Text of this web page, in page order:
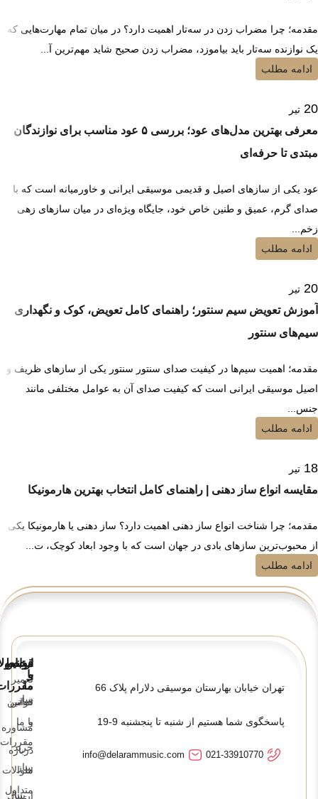
مقدمه؛ چرا مضراب زدن در سه‌تار اهمیت دارد؟ در میان تمام مهارت‌هایی که
یک نوازنده سه‌تار باید بیاموزد، مضراب زدن صحیح شاید مهم‌ترین آ...
ادامه مطلب
20 تیر
معرفی بهترین مدل‌های عود؛ بررسی ۵ عود مناسب برای نوازندگان
مبتدی تا حرفه‌ای
عود یکی از سازهای اصیل و قدیمی موسیقی ایرانی و خاورمیانه است که با
صدای گرم، عمیق و طنین خاص خود، جایگاه ویژه‌ای در میان سازهای زهی
زخم...
ادامه مطلب
20 تیر
آموزش تعویض سیم سنتور؛ راهنمای کامل تعویض، کوک و نگهداری
سیم‌های سنتور
مقدمه؛ اهمیت سیم‌ها در کیفیت صدای سنتور سنتور یکی از سازهای ظریف و
اصیل موسیقی ایرانی است که کیفیت صدای آن به عوامل مختلفی مانند
جنس...
ادامه مطلب
18 تیر
مقایسه انواع ساز دهنی | راهنمای کامل انتخاب بهترین هارمونیکا
مقدمه؛ چرا شناخت انواع ساز دهنی اهمیت دارد؟ ساز دهنی یا هارمونیکا یکی
از محبوب‌ترین سازهای بادی در جهان است که با وجود ابعاد کوچک، ت...
ادامه مطلب
تهران خیابان بهارستان موسیقی دلارام پلاک 66
پاسخگوی شما هستیم از شنبه تا پنجشنبه 9-19
021-33910770
info@delarammusic.com
تعمیر
ساز
مشاوره
خرید
ساز
ارسال
قوانین
و
قوانین
و
مقررات
سوالات
متداول
ارتباط
با
ما
تماس
با ما
درباره
ما